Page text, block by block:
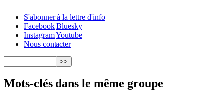
S'abonner à la lettre d'info
Facebook Bluesky
InstagramYoutube
Nous contacter
Mots-clés dans le même groupe